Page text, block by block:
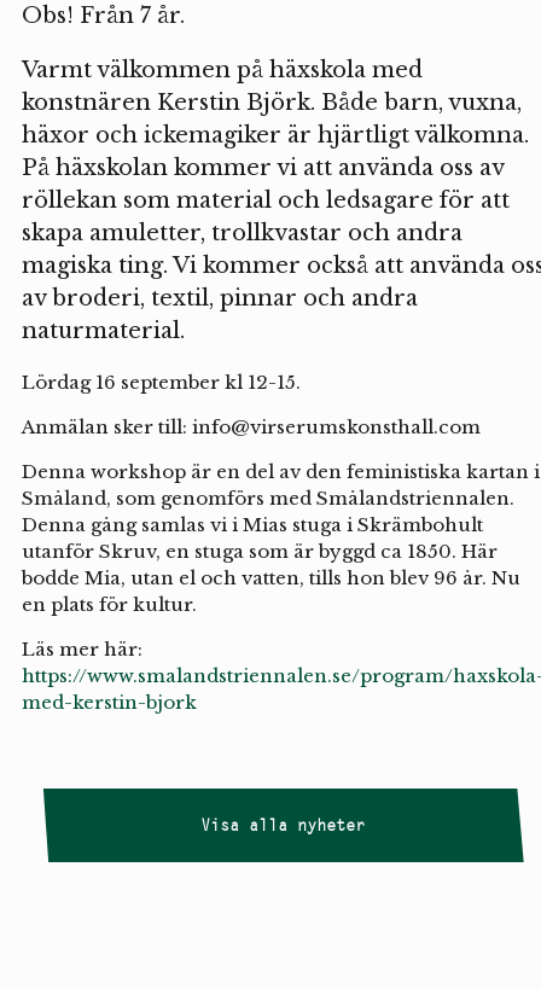
Obs! Från 7 år.
Varmt välkommen på häxskola med
konstnären Kerstin Björk. Både barn, vuxna,
häxor och ickemagiker är hjärtligt välkomna.
På häxskolan kommer vi att använda oss av
röllekan som material och ledsagare för att
skapa amuletter, trollkvastar och andra
magiska ting. Vi kommer också att använda
av broderi, textil, pinnar och andra
naturmaterial.
Lördag 16 september kl 12-15.
Anmälan sker till: info@virserumskonsthall.com
Denna workshop är en del av den feministiska kartan i
Småland, som genomförs med Smålandstriennalen.
Denna gång samlas vi i Mias stuga i Skrämbohult
utanför Skruv, en stuga som är byggd ca 1850. Här
bodde Mia, utan el och vatten, tills hon blev 96 år. Nu
en plats för kultur.
Läs mer här:
https://www.smalandstriennalen.se/program/
med-kerstin-bjork
Visa alla nyheter